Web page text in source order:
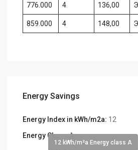
776.000 4 136,00
859.000 4 148,00
Energy Savings
Energy Index in kWh/m2a: 12
Energy Class:A
12 kWh/m²a Energy class A